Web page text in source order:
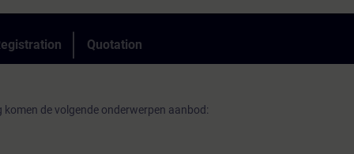
grote spaghettiaan functieblokken wordt. Door gebruik te
databases kun jehet programma vaak vereenvoudigen
Quotation
komen de volgende onderwerpen aanbod: